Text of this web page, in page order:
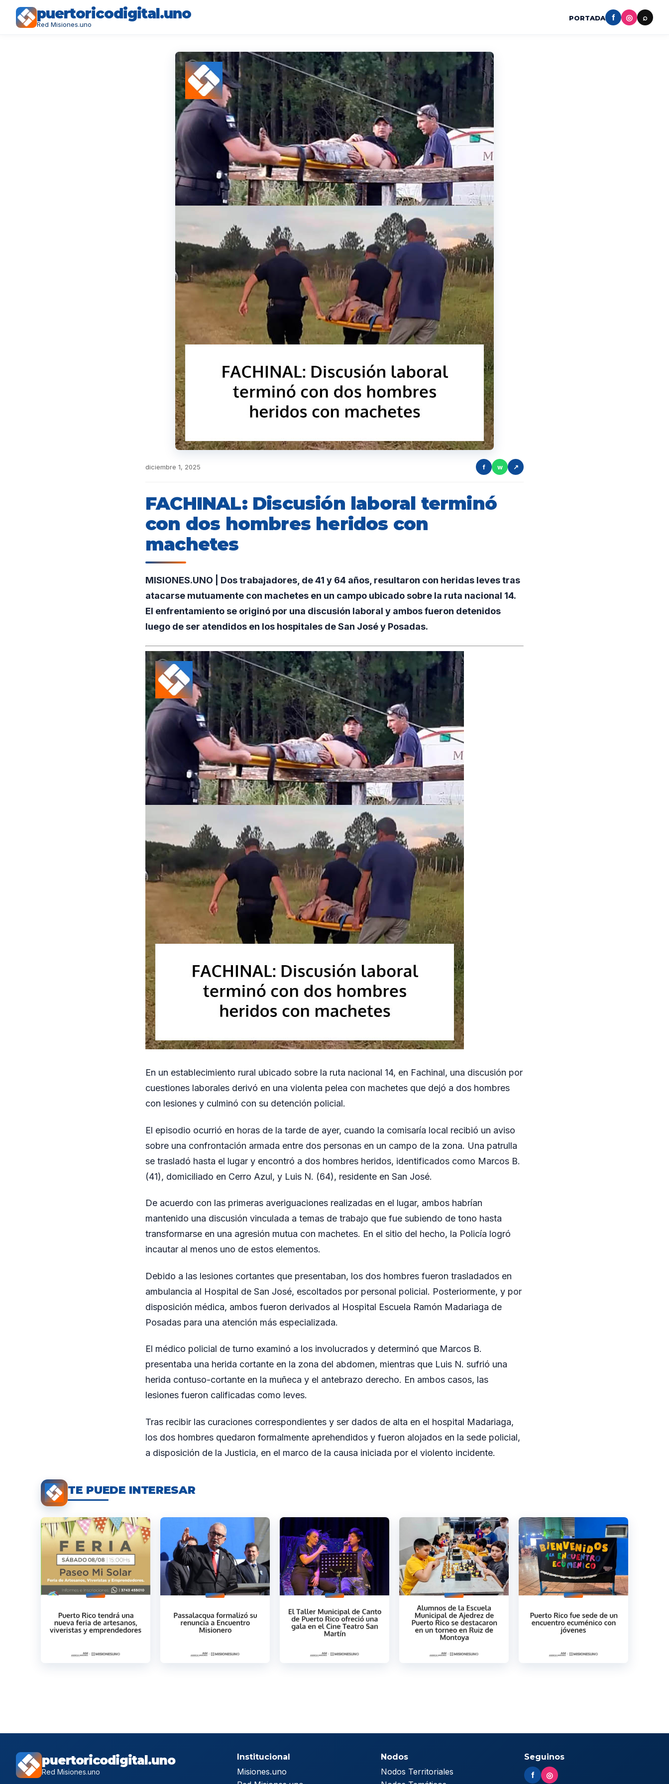
puertoricodigital.uno
Red Misiones.uno
PORTADA f ◎ ⌕
diciembre 1, 2025 f w ↗
FACHINAL: Discusión laboral terminó
con dos hombres heridos con
machetes
MISIONES.UNO | Dos trabajadores, de 41 y 64 años, resultaron con heridas leves tras
atacarse mutuamente con machetes en un campo ubicado sobre la ruta nacional 14.
El enfrentamiento se originó por una discusión laboral y ambos fueron detenidos
luego de ser atendidos en los hospitales de San José y Posadas.
En un establecimiento rural ubicado sobre la ruta nacional 14, en Fachinal, una discusión por
cuestiones laborales derivó en una violenta pelea con machetes que dejó a dos hombres
con lesiones y culminó con su detención policial.
El episodio ocurrió en horas de la tarde de ayer, cuando la comisaría local recibió un aviso
sobre una confrontación armada entre dos personas en un campo de la zona. Una patrulla
se trasladó hasta el lugar y encontró a dos hombres heridos, identificados como Marcos B.
(41), domiciliado en Cerro Azul, y Luis N. (64), residente en San José.
De acuerdo con las primeras averiguaciones realizadas en el lugar, ambos habrían
mantenido una discusión vinculada a temas de trabajo que fue subiendo de tono hasta
transformarse en una agresión mutua con machetes. En el sitio del hecho, la Policía logró
incautar al menos uno de estos elementos.
Debido a las lesiones cortantes que presentaban, los dos hombres fueron trasladados en
ambulancia al Hospital de San José, escoltados por personal policial. Posteriormente, y por
disposición médica, ambos fueron derivados al Hospital Escuela Ramón Madariaga de
Posadas para una atención más especializada.
El médico policial de turno examinó a los involucrados y determinó que Marcos B.
presentaba una herida cortante en la zona del abdomen, mientras que Luis N. sufrió una
herida contuso-cortante en la muñeca y el antebrazo derecho. En ambos casos, las
lesiones fueron calificadas como leves.
Tras recibir las curaciones correspondientes y ser dados de alta en el hospital Madariaga,
los dos hombres quedaron formalmente aprehendidos y fueron alojados en la sede policial,
a disposición de la Justicia, en el marco de la causa iniciada por el violento incidente.
TE PUEDE INTERESAR
puertoricodigital.uno
Red Misiones.uno
Institucional
Misiones.uno
Nodos
Nodos Territoriales
Seguinos
f ◎